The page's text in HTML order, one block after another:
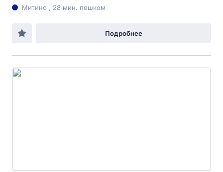
Митино , 28 мин. пешком
Подробнее